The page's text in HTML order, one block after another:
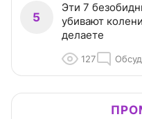
5
Эти 7
убивают
делаете
127